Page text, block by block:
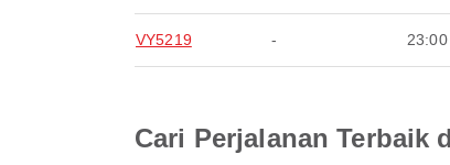
VY5219 - 23:00
Cari Perjalanan Terbaik